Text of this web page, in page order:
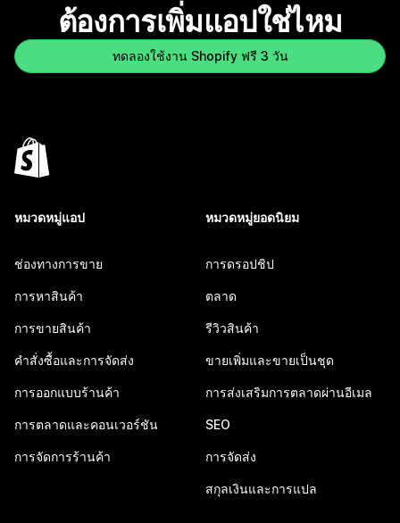
ต้องการเพิ่มแอปใช่ไหม
ทดลองใช้งาน Shopify ฟรี 3 วัน
หมวดหมู่แอป
ช่องทางการขาย
การหาสินค้า
การขายสินค้า
คำสั่งซื้อและการจัดส่ง
การออกแบบร้านค้า
การตลาดและคอนเวอร์ชัน
การจัดการร้านค้า
หมวดหมู่ยอดนิยม
การดรอปชิป
ตลาด
รีวิวสินค้า
ขายเพิ่มและขายเป็นชุด
การส่งเสริมการตลาดผ่านอีเมล
SEO
การจัดส่ง
สกุลเงินและการแปล